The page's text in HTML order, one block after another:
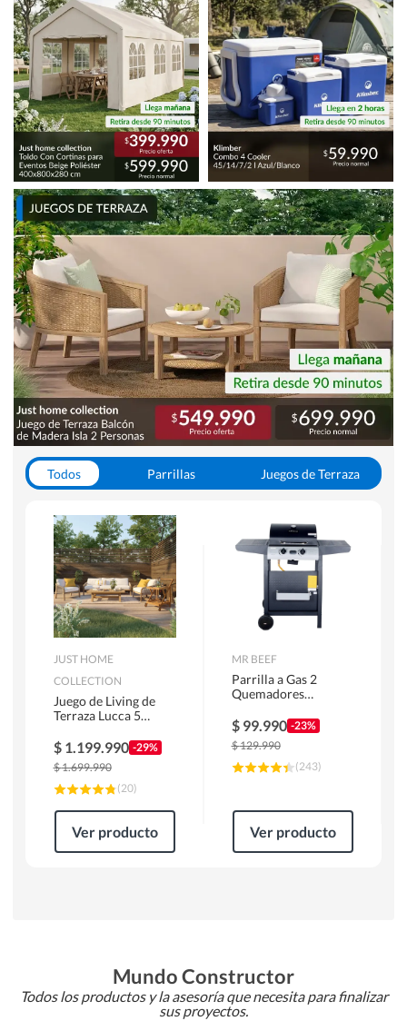
Todos Parrillas
Juegos de Terraza
JUST HOME
COLLECTION
Juego de Living de
Terraza Lucca 5
$ 1.199.990 -29%
$1.699.990
(20)
Ver producto
MR BEEF
Parrilla a Gas 2
Quemadores
$ 99.990 -23%
$129.990
(243)
Ver producto
Mundo Constructor
Todos los productos y la asesoría que necesita para finalizar
sus proyectos.